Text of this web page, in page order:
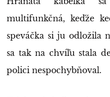
multifunkčná, keďže
speváčka si ju odložila
sa tak na chvíľu stala
polici nespochybňoval.